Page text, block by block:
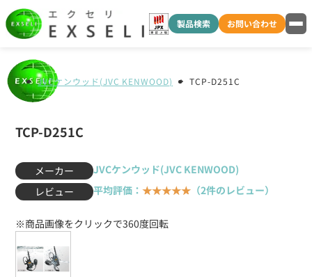
製品検索 お問い合わせ
JVCケンウッド(JVC KENWOOD) TCP-D251C
TCP-D251C
メーカー
JVCケンウッド(JVC KENWOOD)
レビュー
平均評価：★★★★★ （2件のレビュー）
※商品画像をクリックで360度回転